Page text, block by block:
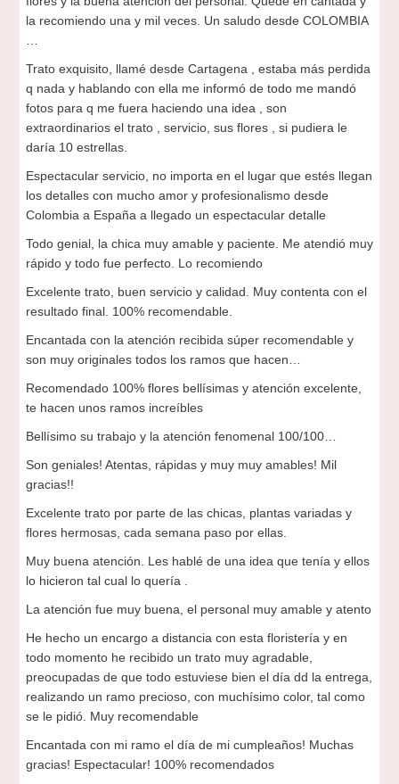
la recomiendo una y mil veces. Un saludo desde COLOMBIA
Trato exquisito, llamé desde Cartagena , estaba más perdida
q nada y hablando con ella me informó de todo me mandó
fotos para q me fuera haciendo una idea , son
extraordinarios el trato , servicio, sus flores , si pudiera le
daría 10 estrellas.
Espectacular servicio, no importa en el lugar que estés llegan
los detalles con mucho amor y profesionalismo desde
Colombia a España a llegado un espectacular detalle
Todo genial, la chica muy amable y paciente. Me atendió muy
rápido y todo fue perfecto. Lo recomiendo
Excelente trato, buen servicio y calidad. Muy contenta con el
resultado final. 100% recomendable.
Encantada con la atención recibida súper recomendable y
son muy originales todos los ramos que hacen…
Recomendado 100% flores bellísimas y atención excelente,
te hacen unos ramos increíbles
Bellísimo su trabajo y la atención fenomenal 100/100…
Son geniales! Atentas, rápidas y muy muy amables! Mil
gracias!!
Excelente trato por parte de las chicas, plantas variadas y
flores hermosas, cada semana paso por ellas.
Muy buena atención. Les hablé de una idea que tenía y ellos
lo hicieron tal cual lo quería .
La atención fue muy buena, el personal muy amable y atento
He hecho un encargo a distancia con esta floristería y en
todo momento he recibido un trato muy agradable,
preocupadas de que todo estuviese bien el día dd la entrega,
realizando un ramo precioso, con muchísimo color, tal como
se le pidió. Muy recomendable
Encantada con mi ramo el día de mi cumpleaños! Muchas
gracias! Espectacular! 100% recomendados